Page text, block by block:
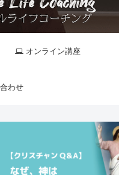
オンライン講座
わせ